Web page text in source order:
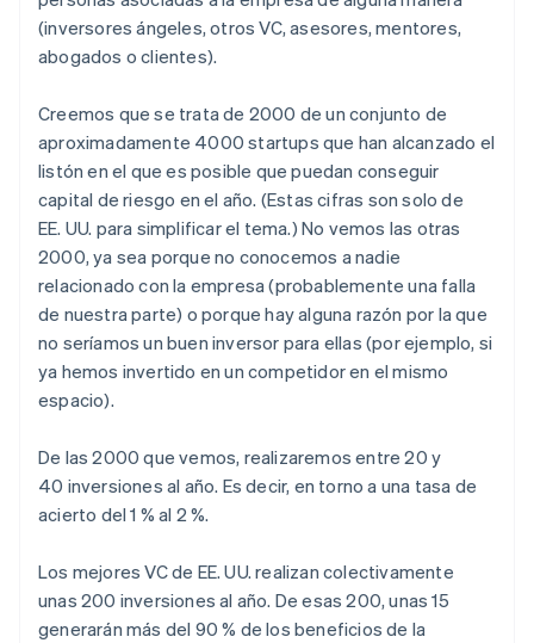
(inversores ángeles, otros VC, asesores, mentores,
abogados o clientes).
Creemos que se trata de 2000 de un conjunto de
aproximadamente 4000 startups que han alcanzado el
listón en el que es posible que puedan conseguir
capital de riesgo en el año. (Estas cifras son solo de
EE. UU. para simplificar el tema.) No vemos las otras
2000, ya sea porque no conocemos a nadie
relacionado con la empresa (probablemente una falla
de nuestra parte) o porque hay alguna razón por la que
no seríamos un buen inversor para ellas (por ejemplo, si
ya hemos invertido en un competidor en el mismo
espacio).
De las 2000 que vemos, realizaremos entre 20 y
40 inversiones al año. Es decir, en torno a una tasa de
acierto del 1 % al 2 %.
Los mejores VC de EE. UU. realizan colectivamente
unas 200 inversiones al año. De esas 200, unas 15
generarán más del 90 % de los beneficios de la